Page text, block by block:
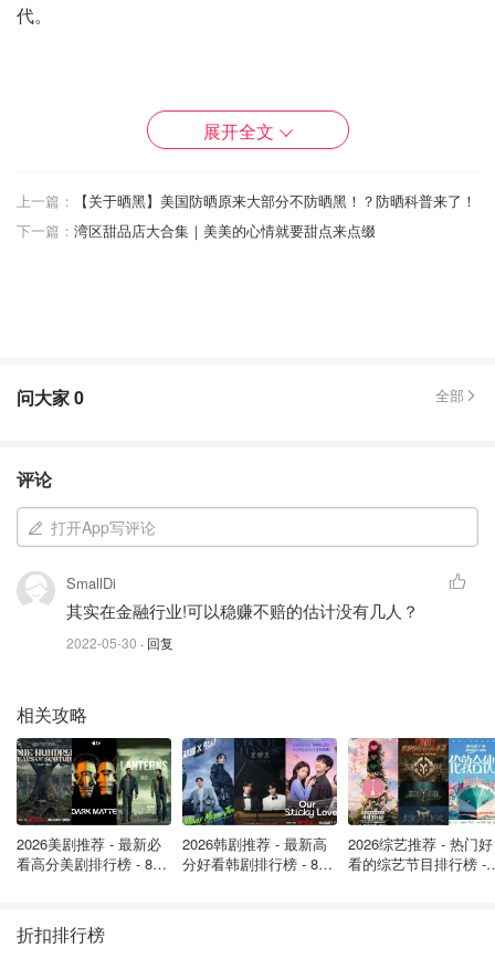
代。
2、鼎盛：鼎盛时期是在1650年。荷兰帝国当时是欧洲是最
3、衰退：后期荷兰开始衰退，它扩张版图导致债务增加。
4、被下一个帝国取代：之后又遇到了外部强敌英国的竞
帝国。
展开全文
上一篇：
【关于晒黑】美国防晒原来大部分不防晒黑！？防晒科普来了！
下一篇： 湾区甜品店大合集｜美美的心情就要甜点来点缀
问大家0 全部
评论
打开App写评论
SmallDi
其实在金融行业!可以稳赚不赔的估计没有几人？
2022-05-30 · 回复
相关攻略
2026美剧推荐 - 最新必
看高分美剧排行榜 - 8月
2026韩剧推荐 - 最新高
分好看韩剧排行榜 - 8月
2026综艺推荐 - 热门好
看的综艺节目排行榜 -
折扣排行榜